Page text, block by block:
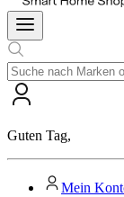
Guten Tag,
Mein